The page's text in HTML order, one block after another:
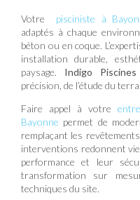
Votre pisciniste à
adaptés à chaque
béton ou en coque.
installation durable,
paysage. Indigo Piscines
précision, de l’étude du
Faire appel à votre
Bayonne permet de
remplaçant les
interventions redonnent
performance et leur
transformation sur
techniques du site.